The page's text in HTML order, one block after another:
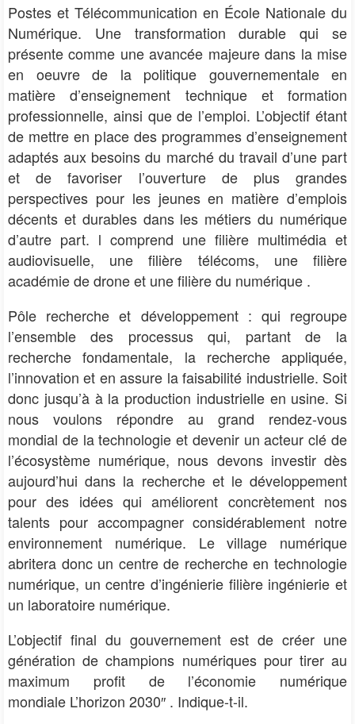
Postes et Télécommunication en École Nationale du
Numérique. Une transformation durable qui se
présente comme une avancée majeure dans la mise
en oeuvre de la politique gouvernementale en
matière d’enseignement technique et formation
professionnelle, ainsi que de l’emploi. L’objectif étant
de mettre en place des programmes d’enseignement
adaptés aux besoins du marché du travail d’une part
et de favoriser l’ouverture de plus grandes
perspectives pour les jeunes en matière d’emplois
décents et durables dans les métiers du numérique
d’autre part. l comprend une filière multimédia et
audiovisuelle, une filière télécoms, une filière
académie de drone et une filière du numérique .
Pôle recherche et développement : qui regroupe
l’ensemble des processus qui, partant de la
recherche fondamentale, la recherche appliquée,
l’innovation et en assure la faisabilité industrielle. Soit
donc jusqu’à à la production industrielle en usine. Si
nous voulons répondre au grand rendez-vous
mondial de la technologie et devenir un acteur clé de
l’écosystème numérique, nous devons investir dès
aujourd’hui dans la recherche et le développement
pour des idées qui améliorent concrètement nos
talents pour accompagner considérablement notre
environnement numérique. Le village numérique
abritera donc un centre de recherche en technologie
numérique, un centre d’ingénierie filière ingénierie et
un laboratoire numérique.
L’objectif final du gouvernement est de créer une
génération de champions numériques pour tirer au
maximum profit de l’économie numérique
mondiale L’horizon 2030″ . Indique-t-il.